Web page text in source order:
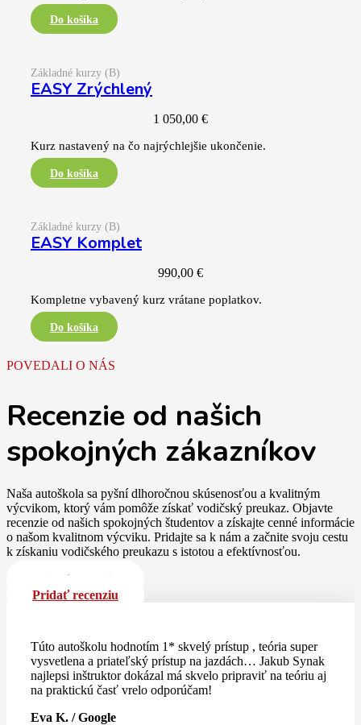
Základné kurzy (B)
EASY Zrýchlený
1 050,00 €
Kurz nastavený na čo najrýchlejšie ukončenie.
Základné kurzy (B)
EASY Komplet
990,00 €
Kompletne vybavený kurz vrátane poplatkov.
POVEDALI O NÁS
Recenzie od našich
spokojných zákazníkov
Naša autoškola sa pyšní dlhoročnou skúsenosťou a kvalitným
výcvikom, ktorý vám pomôže získať vodičský preukaz. Objavte
recenzie od našich spokojných študentov a získajte cenné informácie
o našom kvalitnom výcviku. Pridajte sa k nám a začnite svoju cestu
k získaniu vodičského preukazu s istotou a efektívnosťou.
Pridať recenziu
Pridať recenziu
Túto autoškolu hodnotím 1* skvelý prístup , teória super
vysvetlena a priateľský prístup na jazdách… Jakub Synak
najlepsi inštruktor dokázal má skvelo pripraviť na teóriu aj
na praktickú časť vrelo odporúčam!
Eva K. / Google